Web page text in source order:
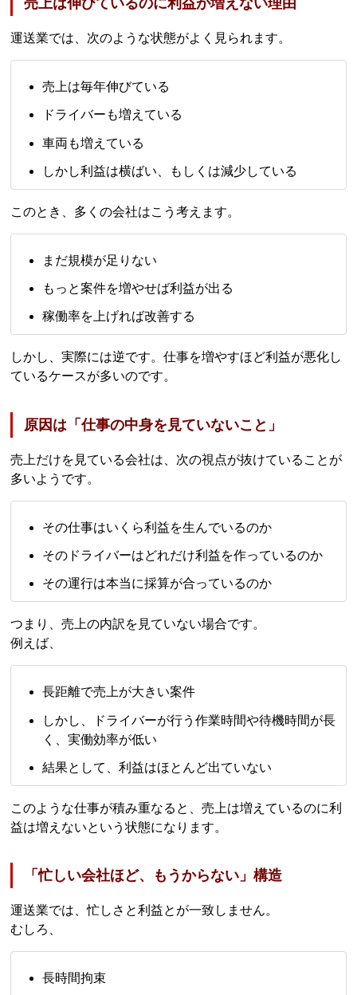
運送業では、次のような状態がよく見られます。
売上は毎年伸びている
ドライバーも増えている
車両も増えている
しかし利益は横ばい、もしくは減少している
このとき、多くの会社はこう考えます。
まだ規模が足りない
もっと案件を増やせば利益が出る
稼働率を上げれば改善する
しかし、実際には逆です。仕事を増やすほど利益が悪化し
ているケースが多いのです。
原因は「仕事の中身を見ていないこと」
売上だけを見ている会社は、次の視点が抜けていることが
多いようです。
その仕事はいくら利益を生んでいるのか
そのドライバーはどれだけ利益を作っているのか
その運行は本当に採算が合っているのか
つまり、売上の内訳を見ていない場合です。
例えば、
長距離で売上が大きい案件
しかし、ドライバーが行う作業時間や待機時間が長
く、実働効率が低い
結果として、利益はほとんど出ていない
このような仕事が積み重なると、売上は増えているのに利
益は増えないという状態になります。
「忙しい会社ほど、もうからない」構造
運送業では、忙しさと利益とが一致しません。
むしろ、
長時間拘束